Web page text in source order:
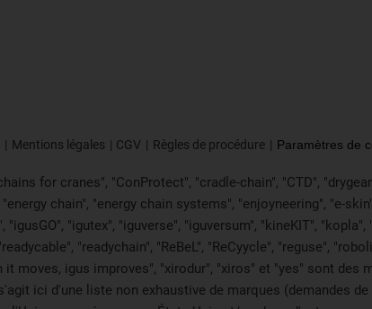
Mentions légales CGV Règles de procédure Paramètres de
for cranes", "ConProtect", "cradle-chain", "CTD",
chain", "energy chain systems", "enjoyneering", "e-
"igutex", "iguverse", "iguversum", "kineKIT",
"readychain", "ReBeL", "ReCyycle", "reguse",
moves, igus improves", "xirodur", "xiros" et "yes" sont
ici d'une liste non exhaustive de marques (demandes